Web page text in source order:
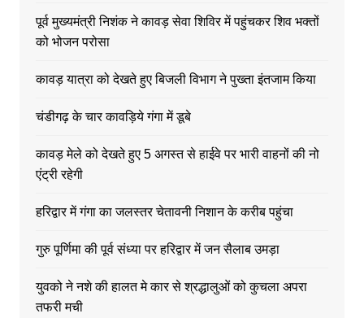
पूर्व मुख्यमंत्री निशंक ने कावड़ सेवा शिविर में पहुंचकर शिव भक्तों
को भोजन परोसा
कावड़ यात्रा को देखते हुए बिजली विभाग ने पुख्ता इंतजाम किया
चंडीगढ़ के चार कावड़िये गंगा में डूबे
कावड़ मेले को देखते हुए 5 अगस्त से हाईवे पर भारी वाहनों की नो
एंट्री रहेगी
हरिद्वार में गंगा का जलस्तर चेतावनी निशान के करीब पहुंचा
गुरु पूर्णिमा की पूर्व संध्या पर हरिद्वार में जन सैलाब उमड़ा
युवको ने नशे की हालत मे कार से श्रद्धालुओं को कुचला अपरा
तफरी मची